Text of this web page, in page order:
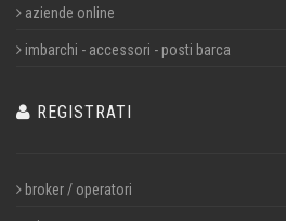
aziende online
imbarchi - accessori - posti barca
REGISTRATI
broker / operatori